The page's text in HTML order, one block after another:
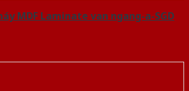
MDF Laminate van ngang-a-SGD